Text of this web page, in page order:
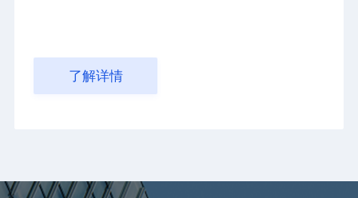
了解详情